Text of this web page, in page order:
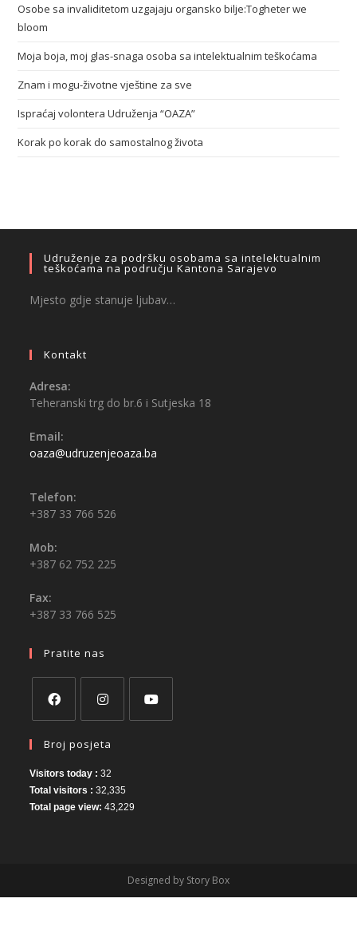
Osobe sa invaliditetom uzgajaju organsko bilje:Togheter we
bloom
Moja boja, moj glas-snaga osoba sa intelektualnim teškoćama
Znam i mogu-životne vještine za sve
Ispraćaj volontera Udruženja “OAZA”
Korak po korak do samostalnog života
Udruženje za podršku osobama sa intelektualnim
teškoćama na području Kantona Sarajevo
Mjesto gdje stanuje ljubav…
Kontakt
Adresa:
Teheranski trg do br.6 i Sutjeska 18
Email:
oaza@udruzenjeoaza.ba
Telefon:
+387 33 766 526
Mob:
+387 62 752 225
Fax:
+387 33 766 525
Pratite nas
Broj posjeta
Visitors today :32
Total visitors :32,335
Total page view:43,229
Designed by Story Box